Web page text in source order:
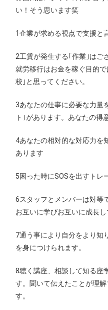
い！そう思います笑
1企業が求める視点で支援と
2工賃が発生する｢作業｣はご
就労移行はお金を稼ぐ目的
校｣と思ってください。
3あなたの仕事に必要な力量
ト｣があります。あなたの得
4あなたの相対的な対応力を
あります
5困った時にSOSを出すトレ
6スタッフとメンバーは対等
お互いに学びお互いに成長し
7通う事により自分をより知
を身につけられます。
8聴く講座、相談して知る座
す。聞いて伝えたことが理
す。